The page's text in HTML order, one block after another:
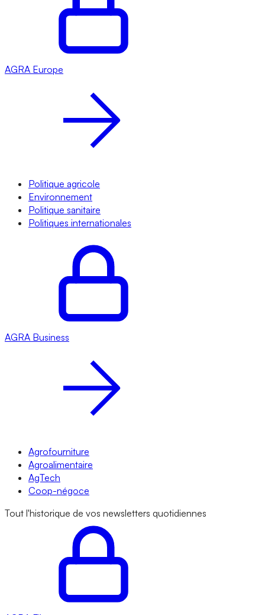
AGRA Europe
Politique agricole
Environnement
Politique sanitaire
Politiques internationales
AGRA Business
Agrofourniture
Agroalimentaire
AgTech
Coop-négoce
Tout l'historique de vos newsletters quotidiennes